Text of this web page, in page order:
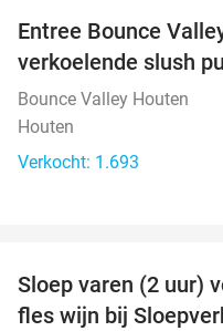
Entree Bounce
verkoelende slush
Bounce Valley Houten
Houten
Verkocht: 1.693
Sloep varen (2 uur)
fles wijn bij